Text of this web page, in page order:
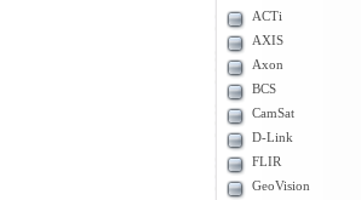
ACTi
AXIS
Axon
BCS
CamSat
D-Link
FLIR
GeoVision